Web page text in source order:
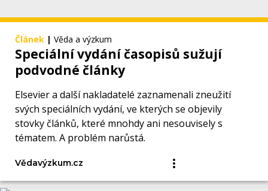
Článek | Věda a výzkum
Speciální vydání časopisů sužují
podvodné články
Elsevier a další nakladatelé zaznamenali zneužití
svých speciálních vydání, ve kterých se objevily
stovky článků, které mnohdy ani nesouvisely s
tématem. A problém narůstá.
Vědavýzkum.cz